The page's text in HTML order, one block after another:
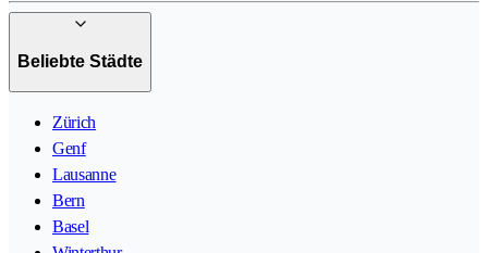
Beliebte Städte
Zürich
Genf
Lausanne
Bern
Basel